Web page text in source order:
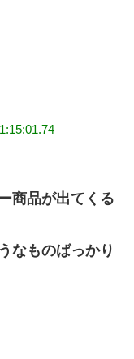
商品が出てくる
なものばっかり